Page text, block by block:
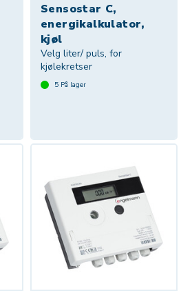
Sensostar C,
energikalkulator,
kjøl
Velg liter/ puls, for
kjølekretser
5 På lager